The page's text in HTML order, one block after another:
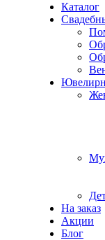
Каталог
На заказ
Акции
Блог